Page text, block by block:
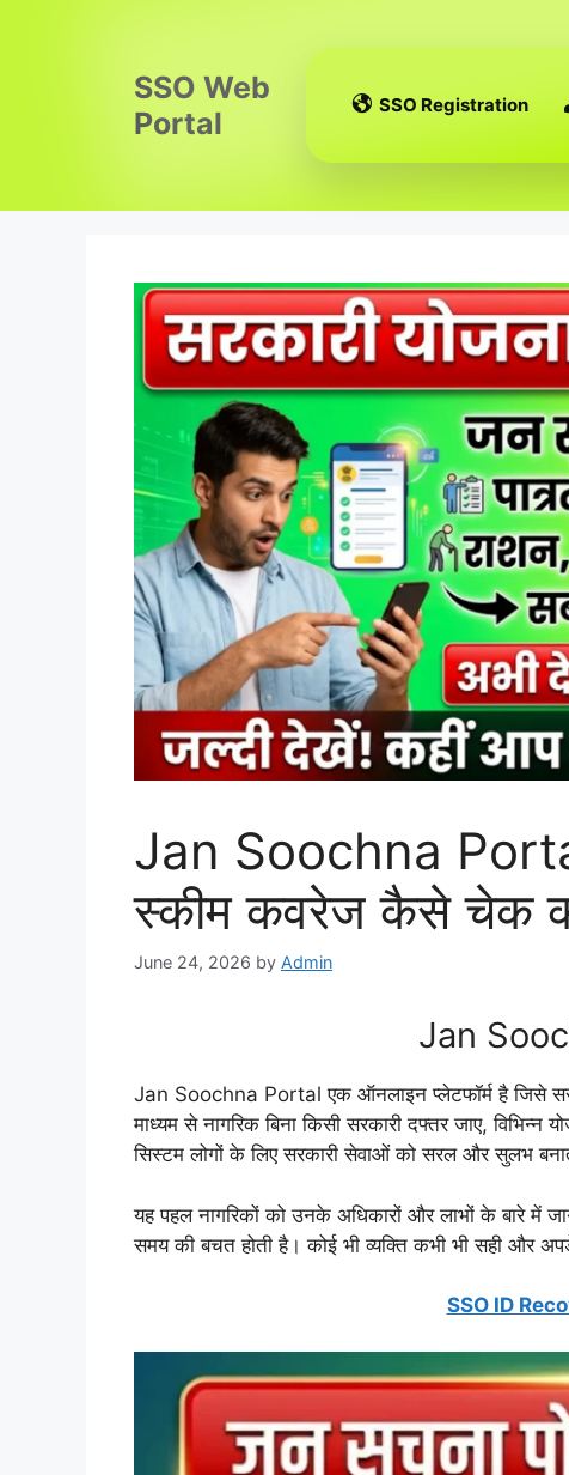
SSO Web
Portal
SSO Registration
Jan Soochna
स्कीम कवरेज कैसे चेक
June 24, 2026 by Admin
Jan
Jan Soochna Portal एक ऑनलाइन प्लेटफॉर्म है जिसे
माध्यम से नागरिक बिना किसी सरकारी दफ्तर जाए,
सिस्टम लोगों के लिए सरकारी सेवाओं को सरल और सुलभ
यह पहल नागरिकों को उनके अधिकारों और लाभों के बारे में
समय की बचत होती है। कोई भी व्यक्ति कभी भी सही और
SSO ID